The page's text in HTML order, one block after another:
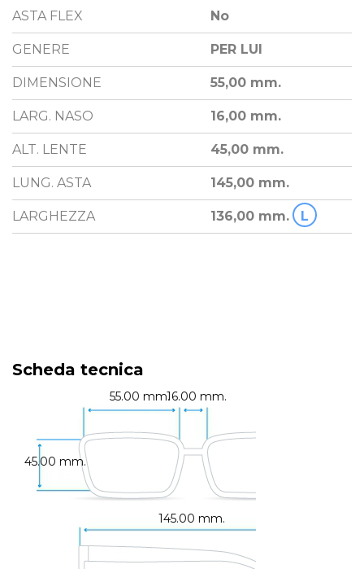
ASTA FLEX No
GENERE PER LUI
DIMENSIONE 55,00 mm.
LARG. NASO 16,00 mm.
ALT. LENTE 45,00 mm.
LUNG. ASTA 145,00 mm.
LARGHEZZA 136,00 mm. L
Scheda tecnica
55.00 mm.16.00 mm.
145.00 mm.
45.00 mm.